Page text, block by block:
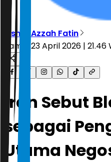
Risma Azzah Fatin
Kamis, 23 April 2026 | 21.46
Iran Sebut
sebagai
Utama